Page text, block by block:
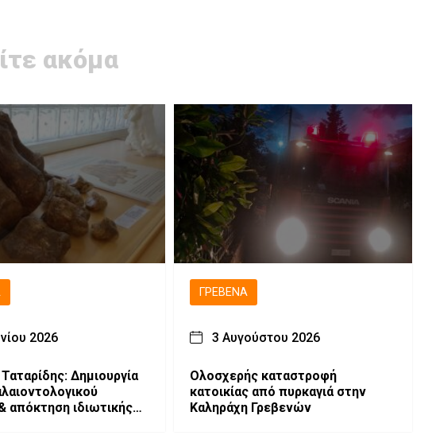
ακόμα
2026
Δημιουργία
απόκτηση ιδιωτικής
ΓΡΕΒΕΝΆ
3 Αυγούστου 2026
Ολοσχερής καταστροφή
κατοικίας από πυρκαγιά στην
Καληράχη Γρεβενών